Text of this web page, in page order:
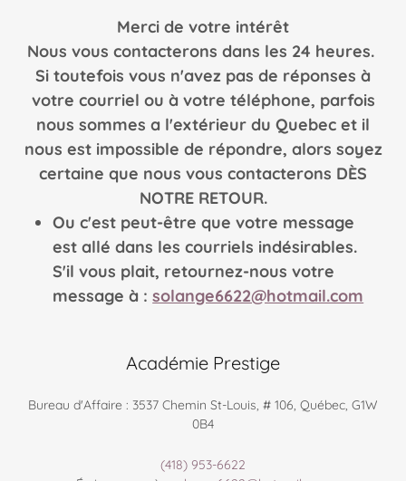
Merci de votre intérêt
Nous vous contacterons dans les 24 heures.
Si toutefois vous n'avez pas de réponses à
votre courriel ou à votre téléphone, parfois
nous sommes a l'extérieur du Quebec et il
nous est impossible de répondre, alors soyez
certaine que nous vous contacterons DÈS
NOTRE RETOUR.
Ou c'est peut-être que votre message
est allé dans les courriels indésirables.
S'il vous plait, retournez-nous votre
message à :solange6622@hotmail.com
Académie Prestige
Bureau d'Affaire : 3537 Chemin St-Louis, # 106, Québec, G1W
0B4
(418) 953-6622